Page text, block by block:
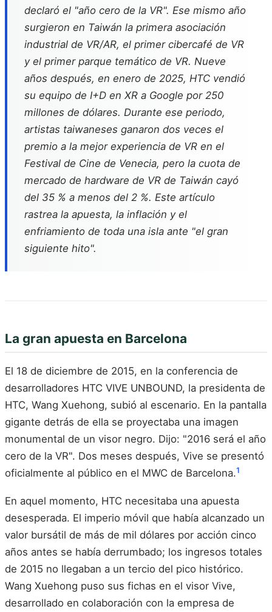
declaró el "año cero de la VR". Ese mismo año
surgieron en Taiwán la primera asociación
industrial de VR/AR, el primer cibercafé de VR
y el primer parque temático de VR. Nueve
años después, en enero de 2025, HTC vendió
su equipo de I+D en XR a Google por 250
millones de dólares. Durante ese periodo,
artistas taiwaneses ganaron dos veces el
premio a la mejor experiencia de VR en el
Festival de Cine de Venecia, pero la cuota de
mercado de hardware de VR de Taiwán cayó
del 35 % a menos del 2 %. Este artículo
rastrea la apuesta, la inflación y el
enfriamiento de toda una isla ante "el gran
siguiente hito".
La gran apuesta en Barcelona
El 18 de diciembre de 2015, en la conferencia de
desarrolladores HTC VIVE UNBOUND, la presidenta de
HTC, Wang Xuehong, subió al escenario. En la pantalla
gigante detrás de ella se proyectaba una imagen
monumental de un visor negro. Dijo: "2016 será el año
cero de la VR". Dos meses después, Vive se presentó
oficialmente al público en el MWC de Barcelona.1
En aquel momento, HTC necesitaba una apuesta
desesperada. El imperio móvil que había alcanzado un
valor bursátil de más de mil dólares por acción cinco
años antes se había derrumbado; los ingresos totales
de 2015 no llegaban a un tercio del pico histórico.
Wang Xuehong puso sus fichas en el visor Vive,
desarrollado en colaboración con la empresa de